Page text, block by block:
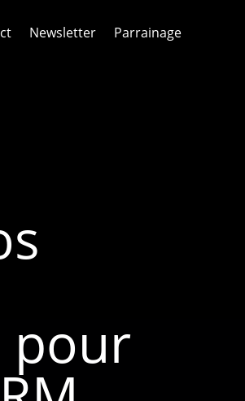
Newsletter Parrainage
pour